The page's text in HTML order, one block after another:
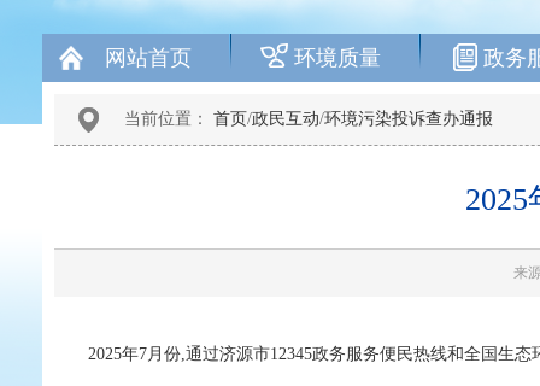
网站首页 环境质量 政务
当前位置： 首页/政民互动/环境污染投诉查办通报
来
2025年7月份,通过济源市12345政务服务便民热线和全国生态